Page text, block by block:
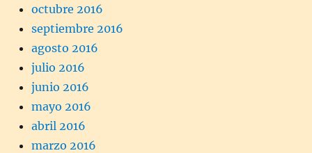
octubre 2016
septiembre 2016
agosto 2016
julio 2016
junio 2016
mayo 2016
abril 2016
marzo 2016